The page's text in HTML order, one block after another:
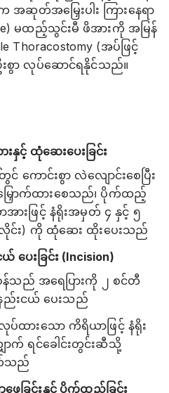
အဆုတ်အမြှေးပါး ကြားနေရာ
မထည့်သွင်းမီ ဖိအားကို အမြန်
Thoracostomy (အပ်ဖြင့်
စွာ လုပ်ဆောင်ရနိုင်သည်။
င့် ထုံဆေးပေးခြင်း
ကောင်းစွာ လဲလျောင်းစေပြီး
ြှောက်ထားစေသည်၊ ပိုက်ထည့်
အားဖြင့် နံရိုးအမှတ် ၄ နှင့် ၅
လိုင်း) ကို ထုံဆေး ထိုးပေးသည်
ပေးခြင်း (Incision)
သည် အရေပြားကို ၂ စင်တီ
နည်းငယ် ပေးသည်
ထားသော ကိရိယာဖြင့် နံရိုး
က် ရင်ခေါင်းတွင်းဆီသို့
က်သည်
ေခြင်းနှင့် ပိုက်ထည့်ခြင်း